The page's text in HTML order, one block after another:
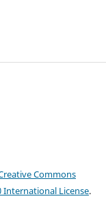
Commons
License.